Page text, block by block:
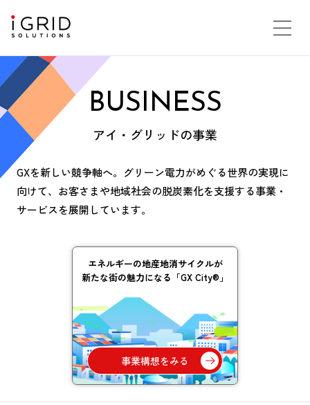
BUSINESS
アイ・グリッドの事業
GXを新しい競争軸へ。グリーン電力がめぐる世界の実現に
向けて、 お客さまや地域社会の脱炭素化を支援する事業・
サービスを展開しています。
エネルギーの地産地消サイクルが
新たな街の魅力になる 「GX City®」
事業構想をみる